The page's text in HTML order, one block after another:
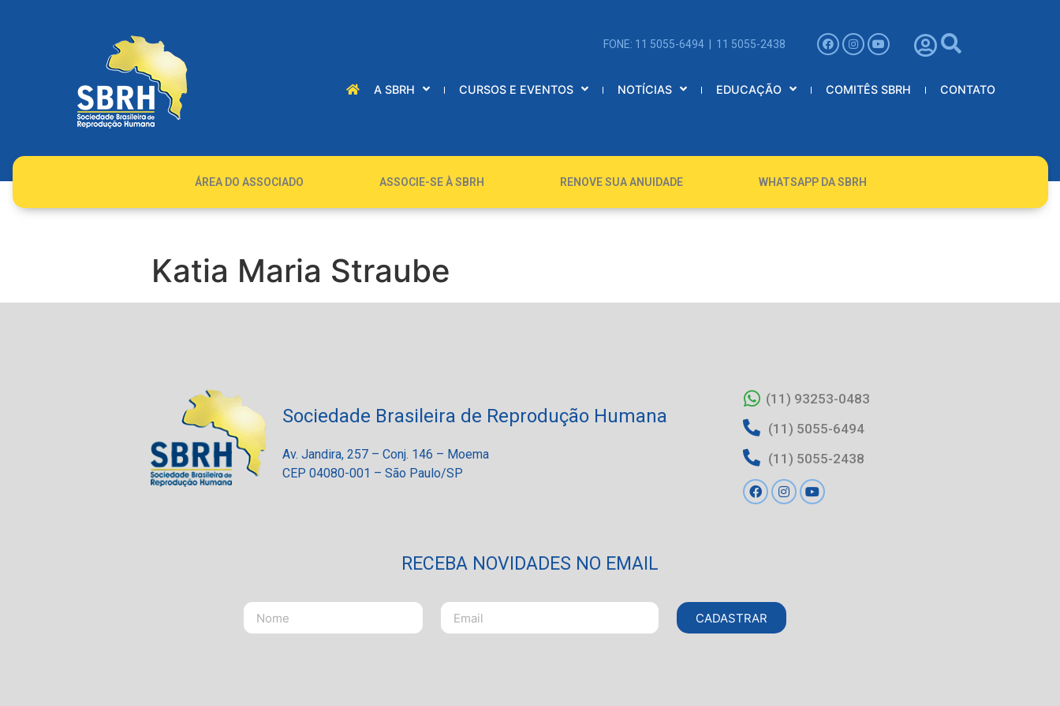
FONE: 11 5055-6494 | 11 5055-2438
A SBRH CURSOS E EVENTOS NOTÍCIAS EDUCAÇÃO COMITÊS SBRH CONTATO
ÁREA DO ASSOCIADO ASSOCIE-SE À SBRH RENOVE SUA ANUIDADE WHATSAPP DA SBRH
Katia Maria Straube
Sociedade Brasileira de Reprodução Humana
Av. Jandira, 257 – Conj. 146 – Moema
CEP 04080-001 – São Paulo/SP
(11) 93253-0483
(11) 5055-6494
(11) 5055-2438
RECEBA NOVIDADES NO EMAIL
CADASTRAR